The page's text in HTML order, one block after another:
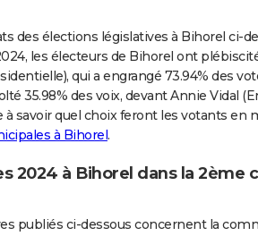
des élections législatives à Bihorel ci-
les électeurs de Bihorel ont
qui a engrangé 73.94% des
35.98% des voix, devant Annie Vidal
à savoir quel choix feront les votants en
à Bihorel.
2024 à Bihorel dans la 2ème
publiés ci-dessous concernent la